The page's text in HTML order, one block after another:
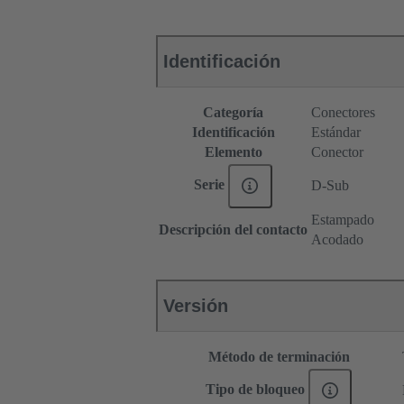
Identificación
Categoría
Conectores
Identificación
Estándar
Elemento
Conector
Serie D-Sub
Descripción del contacto
Estampado
Acodado
Versión
Método de terminación
Tipo de bloqueo